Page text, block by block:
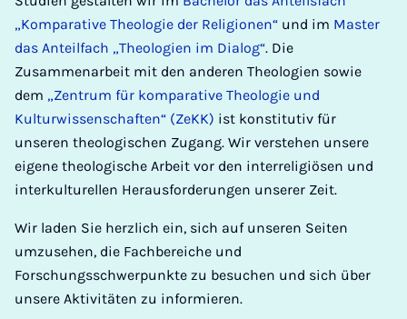
„Komparative Theologie der Religionen“ und im Master
das Anteilfach „Theologien im Dialog“. Die
Zusammenarbeit mit den anderen Theologien sowie
dem „Zentrum für komparative Theologie und
Kulturwissenschaften“ (ZeKK) ist konstitutiv für
unseren theologischen Zugang. Wir verstehen unsere
eigene theologische Arbeit vor den interreligiösen und
interkulturellen Herausforderungen unserer Zeit.
Wir laden Sie herzlich ein, sich auf unseren Seiten
umzusehen, die Fachbereiche und
Forschungsschwerpunkte zu besuchen und sich über
unsere Aktivitäten zu informieren.